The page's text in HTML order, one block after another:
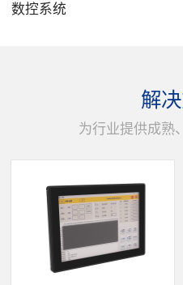
数控系统
解
为行业提供成熟